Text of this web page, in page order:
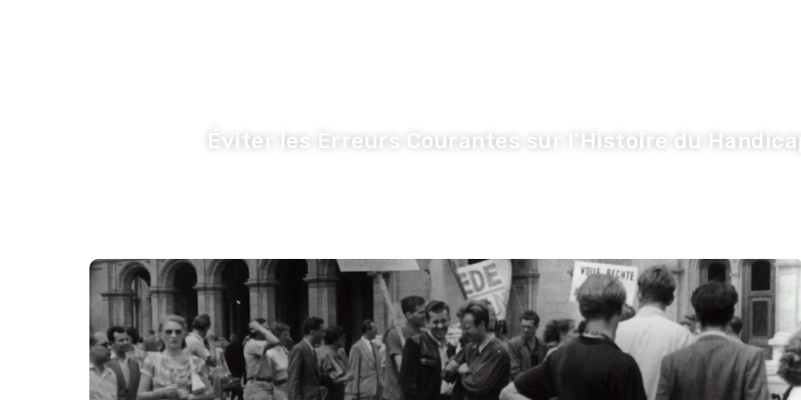
Éviter les Erreurs Courantes sur l’Histoire du